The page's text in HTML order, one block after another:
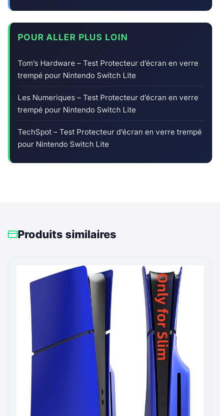
POUR ALLER PLUS LOIN
Tom’s Hardware – Test Protecteur d’écran en verre
trempé pour Nintendo Switch Lite
Les Numeriques – Test Protecteur d’écran en verre
trempé pour Nintendo Switch Lite
TechSpot – Test Protecteur d’écran en verre trempé
pour Nintendo Switch Lite
Produits similaires